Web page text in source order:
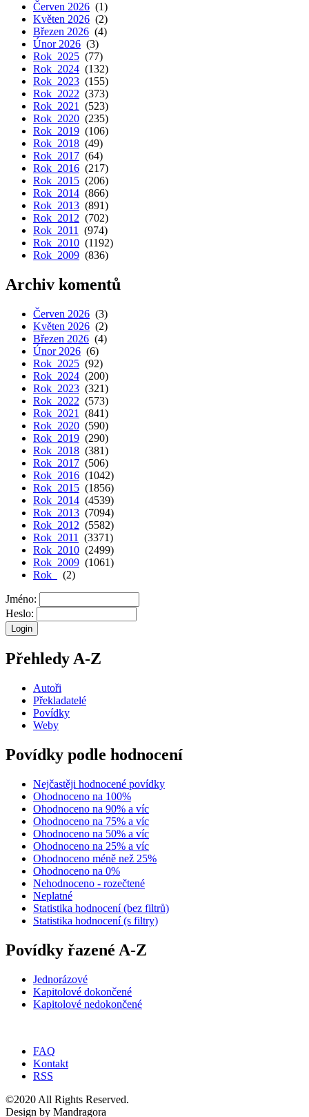
Červen 2026 (1)
Květen 2026 (2)
Březen 2026 (4)
Únor 2026 (3)
Rok 2025 (77)
Rok 2024 (132)
Rok 2023 (155)
Rok 2022 (373)
Rok 2021 (523)
Rok 2020 (235)
Rok 2019 (106)
Rok 2018 (49)
Rok 2017 (64)
Rok 2016 (217)
Rok 2015 (206)
Rok 2014 (866)
Rok 2013 (891)
Rok 2012 (702)
Rok 2011 (974)
Rok 2010 (1192)
Rok 2009 (836)
Archiv komentů
Červen 2026 (3)
Květen 2026 (2)
Březen 2026 (4)
Únor 2026 (6)
Rok 2025 (92)
Rok 2024 (200)
Rok 2023 (321)
Rok 2022 (573)
Rok 2021
(841)
Rok 2020 (590)
Rok 2019 (290)
Rok 2018 (381)
Rok 2017 (506)
Rok 2016 (1042)
Rok 2015 (1856)
Rok 2014 (4539)
Rok 2013 (7094)
Rok 2012 (5582)
Rok 2011
(3371)
Rok 2010 (2499)
Rok 2009 (1061)
Rok
(2)
Jméno:
Heslo:
Přehledy A-Z
Autoři
Překladatelé
Povídky
Weby
Povídky podle hodnocení
Nejčastěji hodnocené povídky
Ohodnoceno na 100%
Ohodnoceno na 90% a víc
Ohodnoceno na 75% a víc
Ohodnoceno na 50% a víc
Ohodnoceno na 25% a víc
Ohodnoceno méně než 25%
Ohodnoceno na 0%
Nehodnoceno - rozečtené
Neplatné
Statistika hodnocení (bez filtrů)
Statistika hodnocení (s filtry)
Povídky řazené A-Z
Jednorázové
Kapitolové dokončené
Kapitolové nedokončené
FAQ
Kontakt
RSS
©2020 All Rights Reserved.
Design by Mandragora